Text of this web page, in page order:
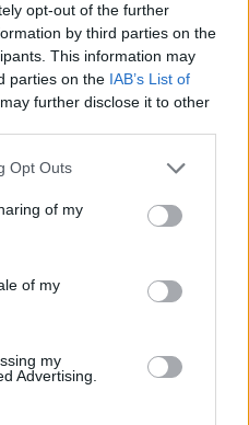
opt-out of the further
by third parties on the
This information may
parties on the IAB’s List of
further disclose it to other
Opt Outs
of my
of my
my
Advertising.